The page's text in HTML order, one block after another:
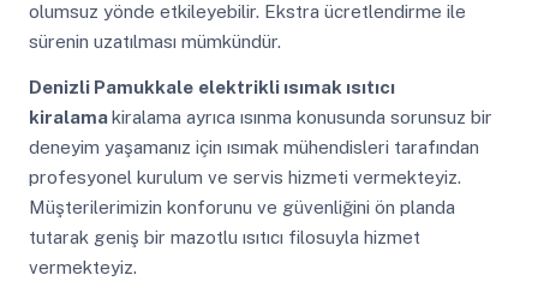
olumsuz yönde etkileyebilir. Ekstra ücretlendirme ile
sürenin uzatılması mümkündür.
Denizli Pamukkale elektrikli ısımak ısıtıcı
kiralamakiralama ayrıca ısınma konusunda sorunsuz bir
deneyim yaşamanız için ısımak mühendisleri tarafından
profesyonel kurulum ve servis hizmeti vermekteyiz.
Müşterilerimizin konforunu ve güvenliğini ön planda
tutarak geniş bir mazotlu ısıtıcı filosuyla hizmet
vermekteyiz.